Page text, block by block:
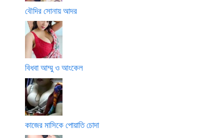
বৌদির সোনায় আদর
বিধবা আম্মু ও আংকেল
কাজের মাসিকে পোয়াতি চোদা